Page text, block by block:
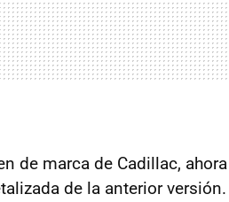
de marca de Cadillac,
de la anterior